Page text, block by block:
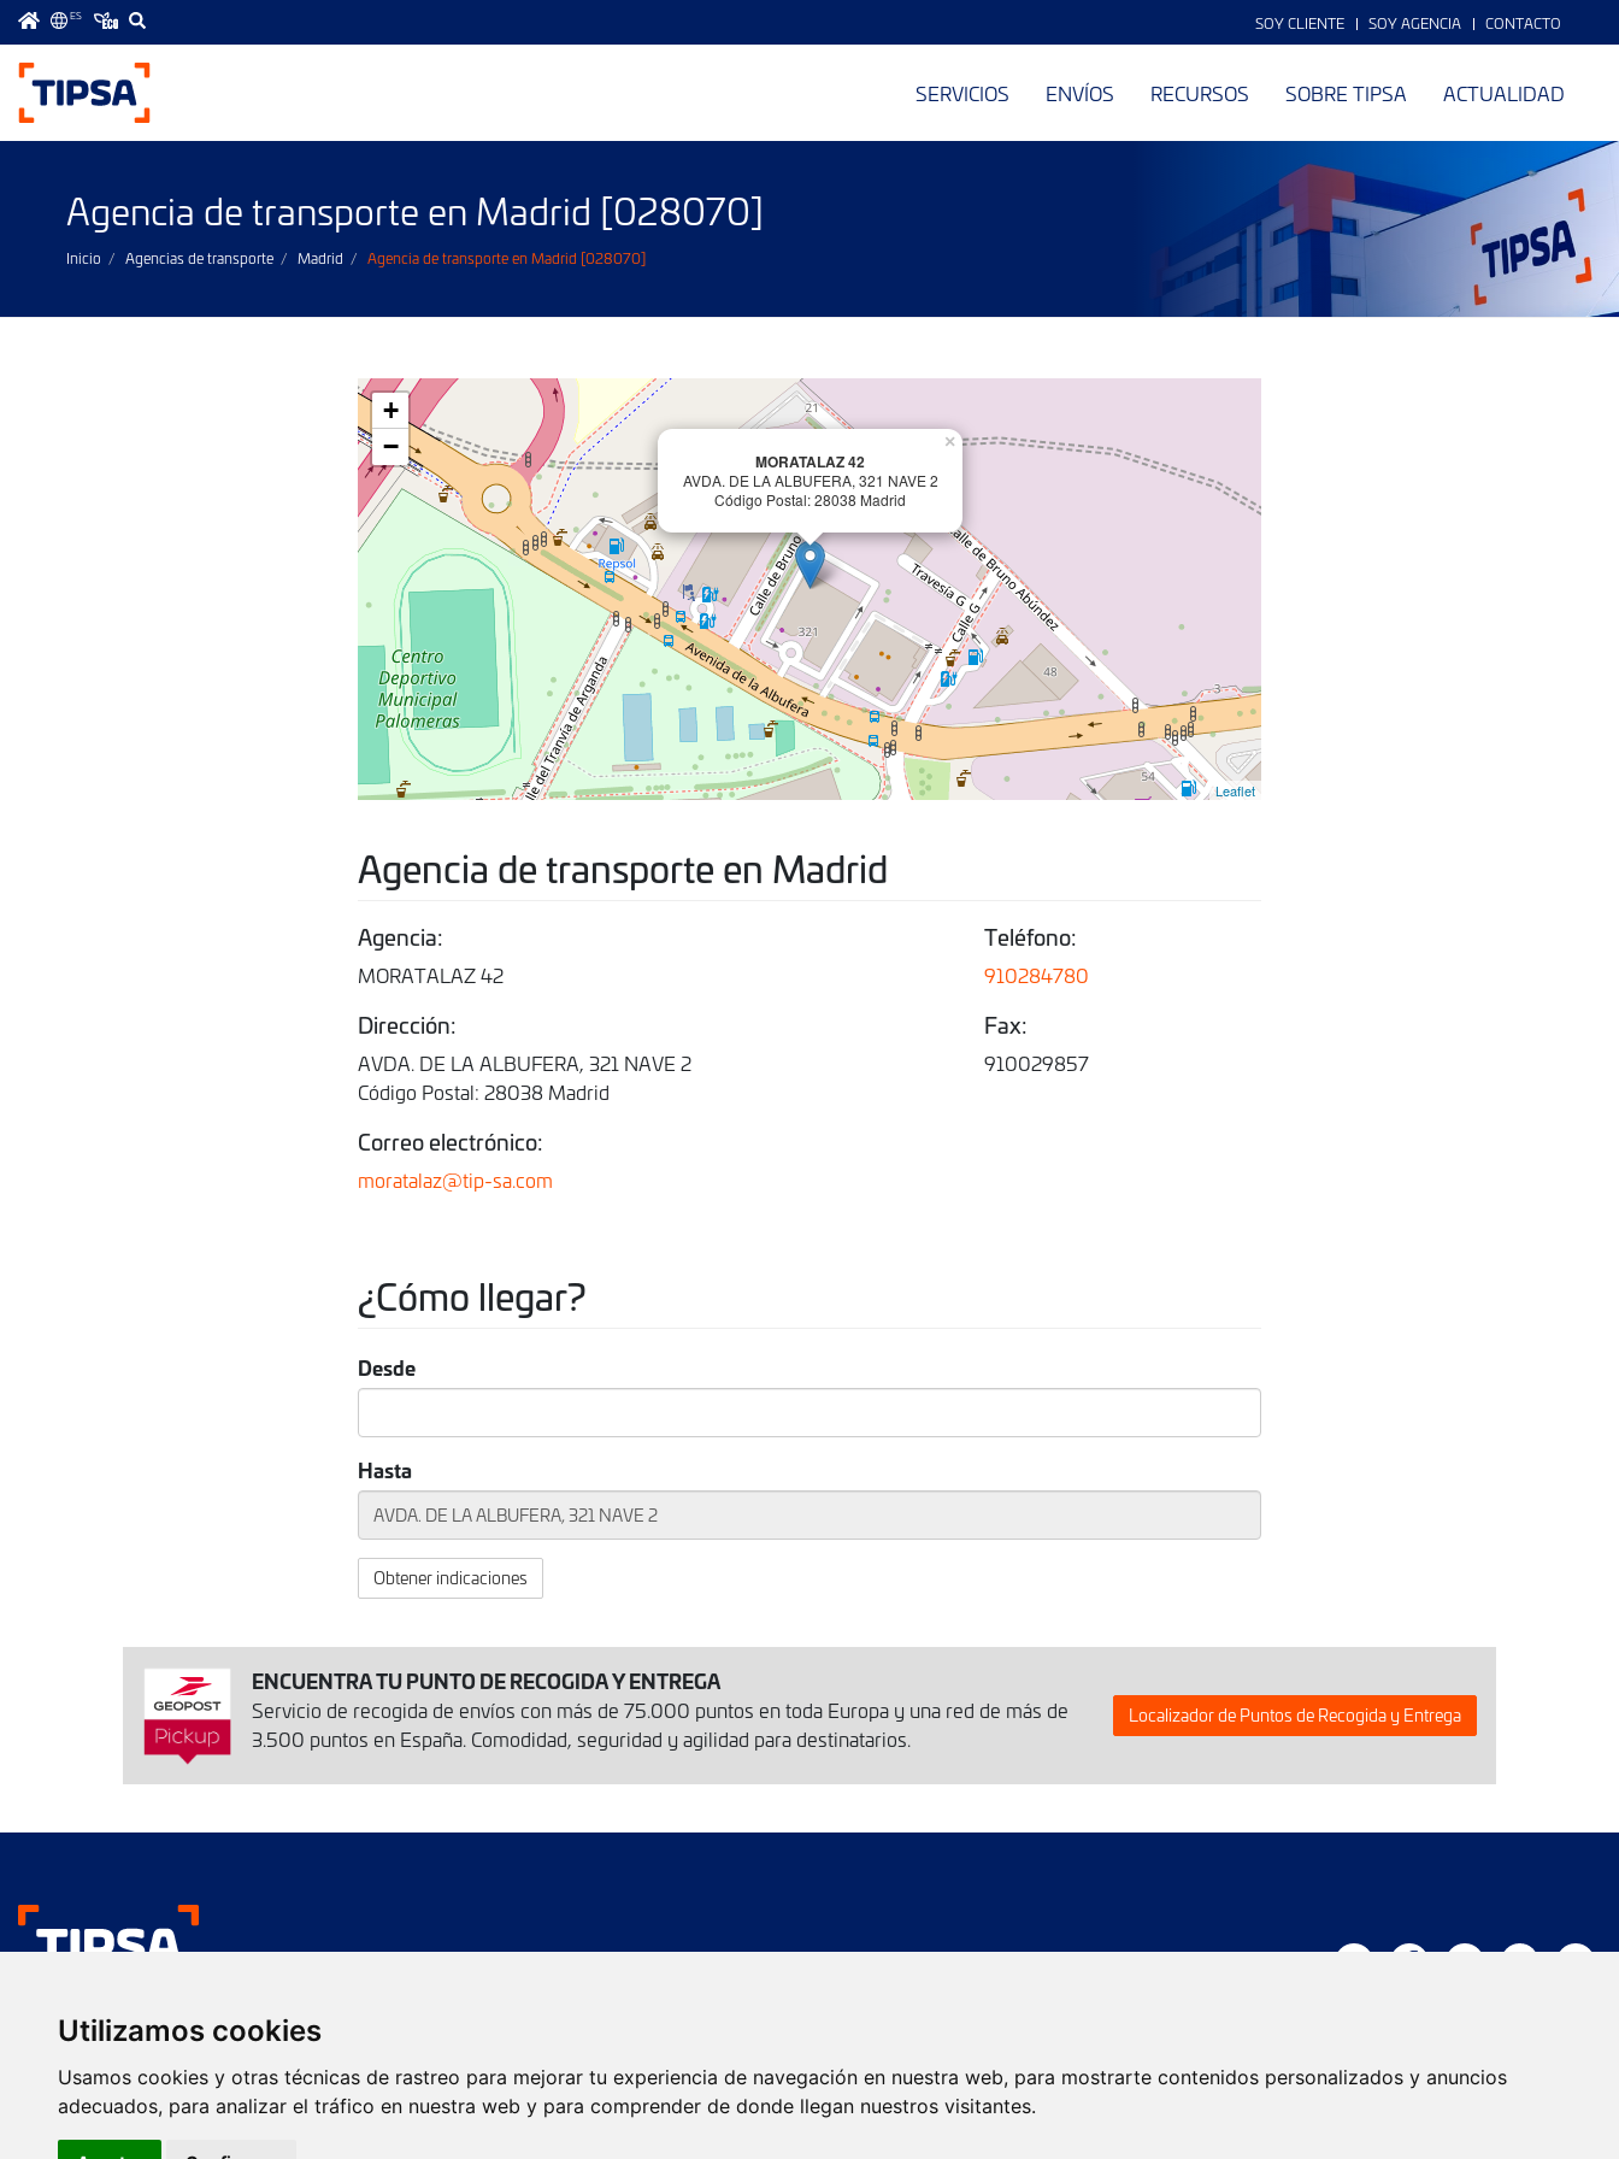
Utilizamos cookies
Usamos cookies y otras técnicas de rastreo para mejorar tu experiencia de navegación en nuestra web, para mostrarte contenidos personalizados y anuncios
adecuados, para analizar el tráfico en nuestra web y para comprender de donde llegan nuestros visitantes.
ES SOY CLIENTE SOY AGENCIA CONTACTO
Menú
SERVICIOS ENVÍOS RECURSOS SOBRE TIPSA ACTUALIDAD
Agencia de transporte en Madrid [028070]
Inicio Agencias de transporte Madrid Agencia de transporte en Madrid [028070]
MORATALAZ 42
AVDA. DE LA ALBUFERA, 321 NAVE 2
Código Postal: 28038 Madrid
×
+
−
Leaflet
Agencia de transporte en Madrid
Agencia:
MORATALAZ 42
Teléfono:
910284780
Dirección:
AVDA. DE LA ALBUFERA, 321 NAVE 2
Código Postal: 28038 Madrid
Fax:
910029857
Correo electrónico:
moratalaz@tip-sa.com
¿Cómo llegar?
Desde
Hasta
Obtener indicaciones
ENCUENTRA TU PUNTO DE RECOGIDA Y ENTREGA
Servicio de recogida de envíos con más de 75.000 puntos en toda Europa y una red de más de
3.500 puntos en España. Comodidad, seguridad y agilidad para destinatarios.
Localizador de Puntos de Recogida y Entrega
Nos gustan tus envíos
Servicios
Servicios Farma Servicios eCommerce Servicios Internacionales
Actualidad